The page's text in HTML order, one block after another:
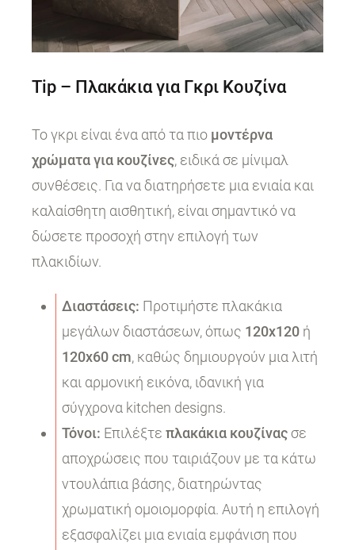
Tip – Πλακάκια για Γκρι Κουζίνα
Το γκρι είναι ένα από τα πιο μοντέρνα
χρώματα για κουζίνες, ειδικά σε μίνιμαλ
συνθέσεις. Για να διατηρήσετε μια ενιαία και
καλαίσθητη αισθητική, είναι σημαντικό να
δώσετε προσοχή στην επιλογή των
πλακιδίων.
Διαστάσεις: Προτιμήστε πλακάκια
μεγάλων διαστάσεων, όπως 120x120 ή
120x60 cm, καθώς δημιουργούν μια λιτή
και αρμονική εικόνα, ιδανική για
σύγχρονα kitchen designs.
Τόνοι: Επιλέξτε πλακάκια κουζίναςσε
αποχρώσεις που ταιριάζουν με τα κάτω
ντουλάπια βάσης, διατηρώντας
χρωματική ομοιομορφία. Αυτή η επιλογή
εξασφαλίζει μια ενιαία εμφάνιση που